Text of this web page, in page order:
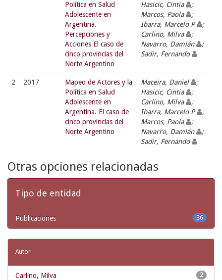
Política en Salud
Adolescente en
Argentina.
Percepciones y
Acciones El caso de
cinco provincias del
Norte Argentino
Hasicic, Cintia
;
Marcos, Paola
;
Ibarra, Marcelo P
;
Carlino, Milva
;
Navarro, Damián
;
Sadir, Fernando
2 2017
Mapeo de Actores y la
Política en Salud
Adolescente en
Argentina. El caso de
cinco provincias del
Norte Argentino
Maceira, Daniel
;
Hasicic, Cintia
;
Carlino, Milva
;
Ibarra, Marcelo P
;
Marcos, Paola
;
Navarro, Damián
;
Sadir, Fernando
Otras opciones relacionadas
Tipo de entidad
36
Publicaciones
Autor
2
Carlino, Milva